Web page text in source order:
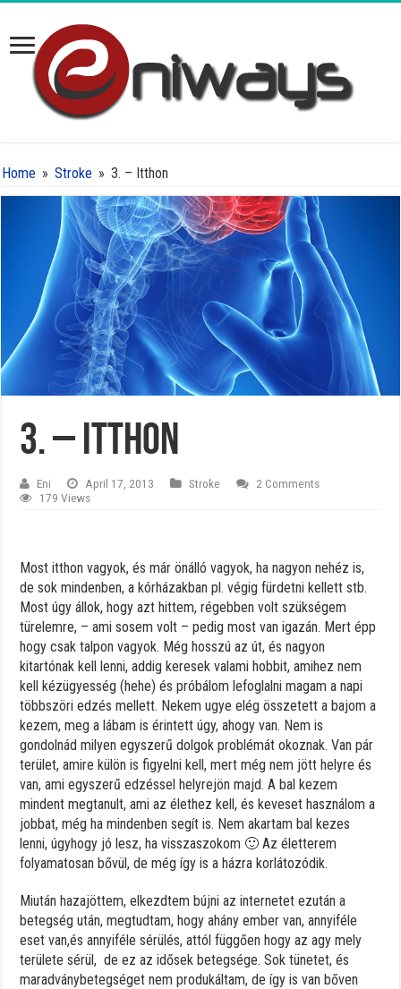
Home » Stroke » 3. – Itthon
3. – Itthon
Eni April 17, 2013 Stroke
2 Comments
179 Views
Most itthon vagyok, és már önálló vagyok, ha nagyon nehéz is,
de sok mindenben, a kórházakban pl. végig fürdetni kellett stb.
Most úgy állok, hogy azt hittem, régebben volt szükségem
türelemre, – ami sosem volt – pedig most van igazán. Mert épp
hogy csak talpon vagyok. Még hosszú az út, és nagyon
kitartónak kell lenni, addig keresek valami hobbit, amihez nem
kell kézügyesség (hehe) és próbálom lefoglalni magam a napi
többszöri edzés mellett. Nekem ugye elég összetett a bajom a
kezem, meg a lábam is érintett úgy, ahogy van. Nem is
gondolnád milyen egyszerű dolgok problémát okoznak. Van pár
terület, amire külön is figyelni kell, mert még nem jött helyre és
van, ami egyszerű edzéssel helyrejön majd. A bal kezem
mindent megtanult, ami az élethez kell, és keveset használom a
jobbat, még ha mindenben segít is. Nem akartam bal kezes
lenni, úgyhogy jó lesz, ha visszaszokom 🙂 Az életterem
folyamatosan bővül, de még így is a házra korlátozódik.
Miután hazajöttem, elkezdtem bújni az internetet ezután a
betegség után, megtudtam, hogy ahány ember van, annyiféle
eset van,és annyiféle sérülés, attól függően hogy az agy mely
területe sérül, de ez az idősek betegsége. Sok tünetet, és
maradványbetegséget nem produkáltam, de így is van bőven